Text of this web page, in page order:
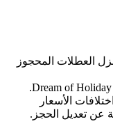
العطلات المحجوز
الأسعار
عن تعديل الحجز.